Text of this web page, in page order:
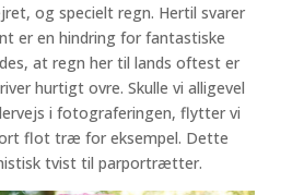
og specielt regn. Hertil svarer
er en hindring for fantastiske
at regn her til lands oftest er
hurtigt ovre. Skulle vi alligevel
i fotograferingen, flytter vi
flot træ for eksempel. Dette
tvist til parportrætter.